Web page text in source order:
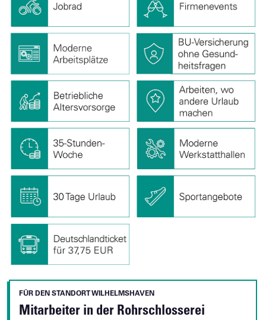
FÜR DEN STANDORT WILHELMSHAVEN
Mitarbeiter in der Rohrschlosserei